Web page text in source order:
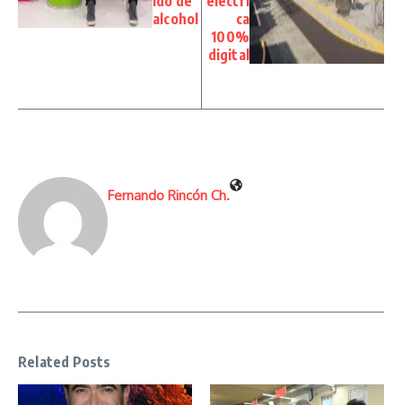
alcohol
ca
100%
digital
Fernando Rincón Ch.
Related Posts